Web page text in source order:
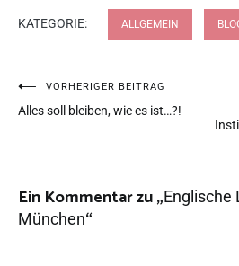
KATEGORIE: ALLGEMEIN
VORHERIGER BEITRAG
Alles soll bleiben, wie es ist…?!
Ein Kommentar zu „Englische
München“